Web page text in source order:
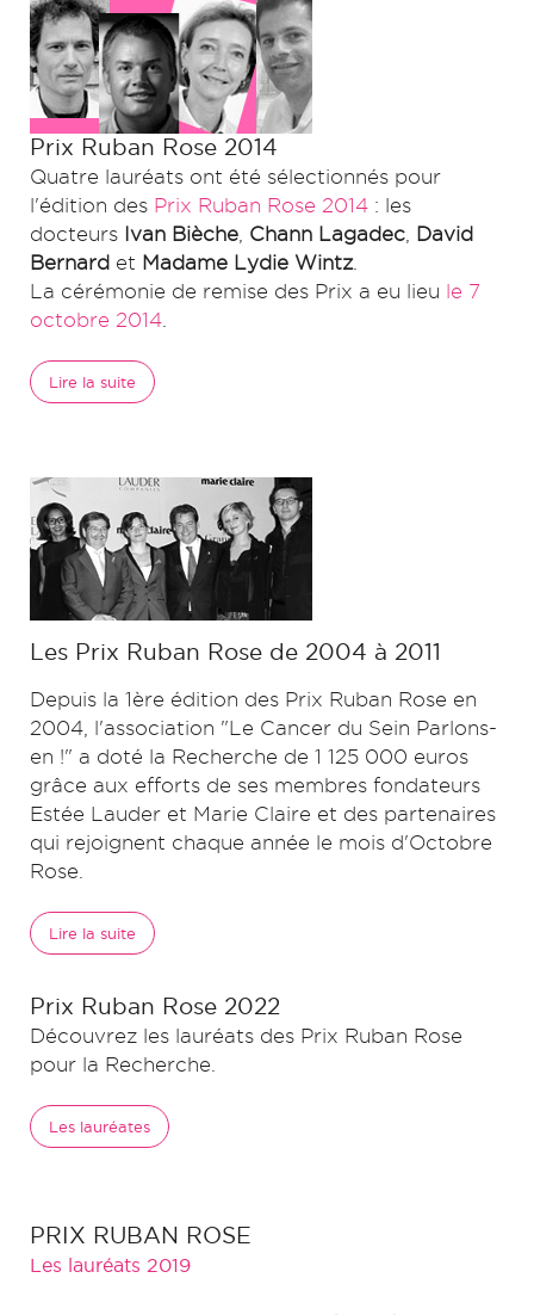
Prix Ruban Rose 2014
Quatre lauréats ont été sélectionnés pour
l'édition des Prix Ruban Rose 2014 : les
docteurs Ivan Bièche Chann Lagadec
David
Bernard et Madame Lydie Wintz.
La cérémonie de remise des Prix a eu lieu le 7
octobre 2014
Lire la suite
Les Prix Ruban Rose de 2004 à 2011
Depuis la 1ère édition des Prix Ruban Rose en
2004, l'association "Le Cancer du Sein Parlons-
en !" a doté la Recherche de 1 125 000 euros
grâce aux efforts de ses membres fondateurs
Estée Lauder et Marie Claire et des partenaires
qui rejoignent chaque année le mois d'Octobre
Rose.
Lire la suite
Prix Ruban Rose 2022
Découvrez les lauréats des Prix Ruban Rose
pour la Recherche.
Les lauréates
PRIX RUBAN ROSE
Les lauréats 2019